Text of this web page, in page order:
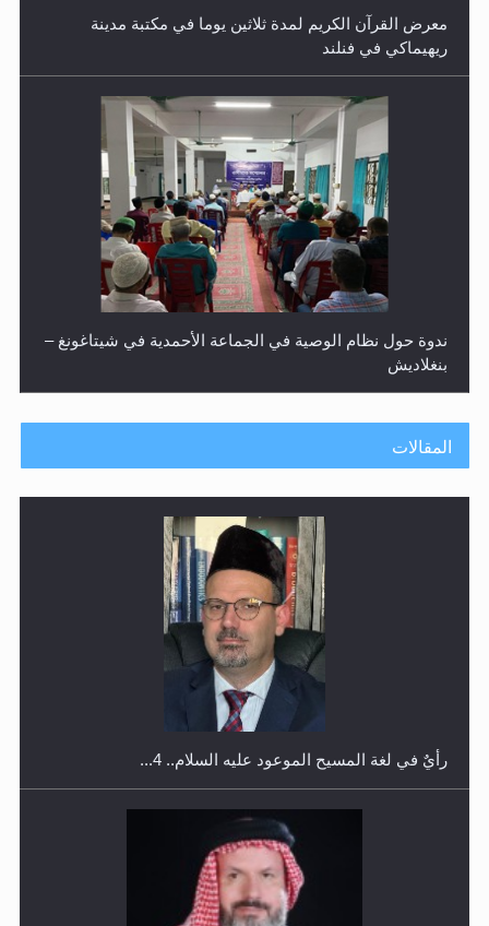
معرض القرآن الكريم لمدة ثلاثين يوما في مكتبة مدينة
ريهيماكي في فنلند
ندوة حول نظام الوصية في الجماعة الأحمدية في شيتاغونغ –
بنغلاديش
اليوم الوطني الرياضي لمجلس أنصار الله في هولندا
المقالات
رأيٌ في لغة المسيح الموعود عليه السلام.. 4...